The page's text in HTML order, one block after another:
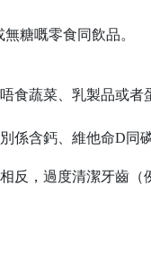
糖嘅零食同飲品。
蔬菜、乳製品或者
係含鈣、維他命D同
反，過度清潔牙齒